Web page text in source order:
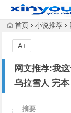
首页 小说推荐
网文推荐:我
乌拉雪人 完
A+
摘要